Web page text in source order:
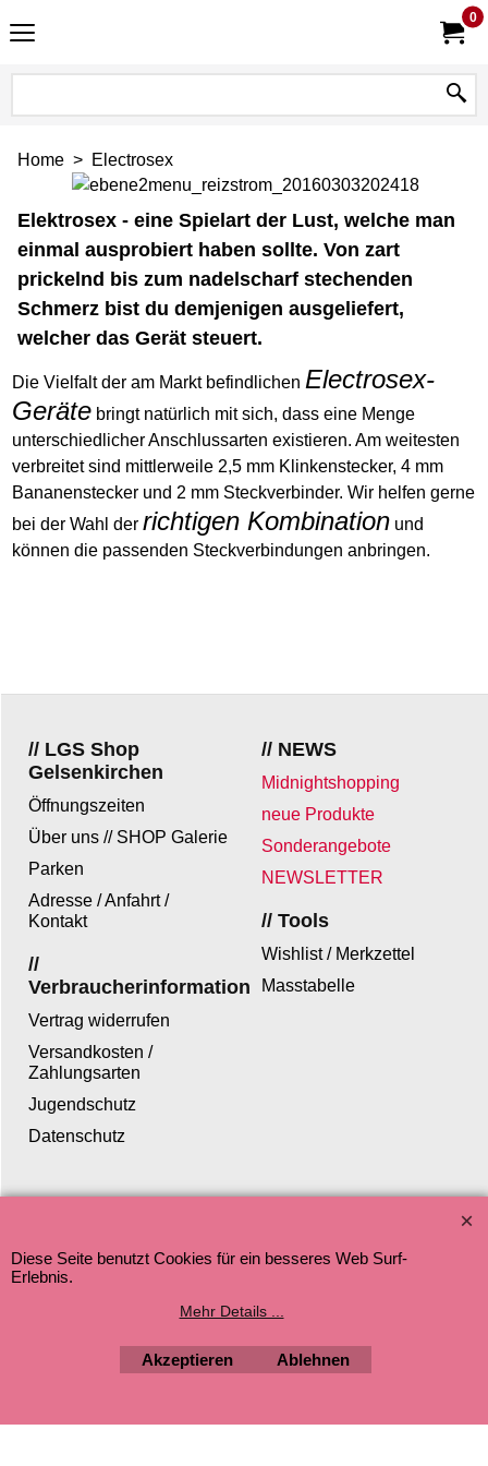
0
Home > Electrosex
Elektrosex - eine Spielart der Lust, welche man
einmal ausprobiert haben sollte. Von zart
prickelnd bis zum nadelscharf stechenden
Schmerz bist du demjenigen ausgeliefert,
welcher das Gerät steuert.
Die Vielfalt der am Markt befindlichen Electrosex-
Geräte bringt natürlich mit sich, dass eine Menge
unterschiedlicher Anschlussarten existieren. Am weitesten
verbreitet sind mittlerweile 2,5 mm Klinkenstecker, 4 mm
Bananenstecker und 2 mm Steckverbinder. Wir helfen gerne
bei der Wahl der richtigen Kombination und
können die passenden Steckverbindungen anbringen.
// NEWS
Midnightshopping
neue Produkte
Sonderangebote
NEWSLETTER
// LGS Shop
Gelsenkirchen
Öffnungszeiten
Über uns // SHOP Galerie
Parken
Adresse / Anfahrt /
Kontakt
// Tools
Wishlist / Merkzettel
Masstabelle
//
Verbraucherinformation
Vertrag widerrufen
Versandkosten /
Zahlungsarten
Jugendschutz
Datenschutz
Diese Seite benutzt Cookies für ein besseres Web Surf-
Erlebnis.
Mehr Details ...
Akzeptieren Ablehnen